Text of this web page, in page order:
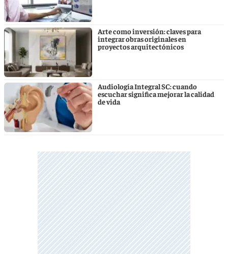
Arte como inversión: claves para
integrar obras originales en
proyectos arquitectónicos
Audiología Integral SC: cuando
escuchar significa mejorar la calidad
de vida